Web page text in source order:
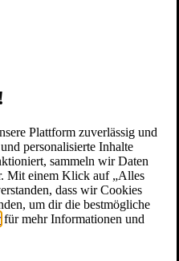
Plattform zuverlässig und
personalisierte Inhalte
sammeln wir Daten
Mit einem Klick auf „Alles
dass wir Cookies
um dir die bestmögliche
für mehr Informationen und